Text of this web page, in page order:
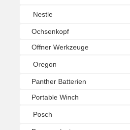
Nestle
Ochsenkopf
Offner Werkzeuge
Oregon
Panther Batterien
Portable Winch
Posch